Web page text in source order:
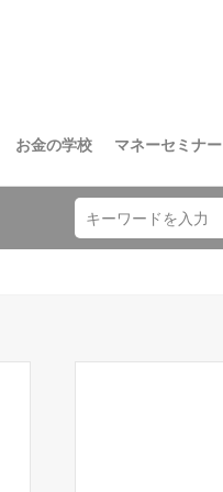
お金の学校 マネーセミナー